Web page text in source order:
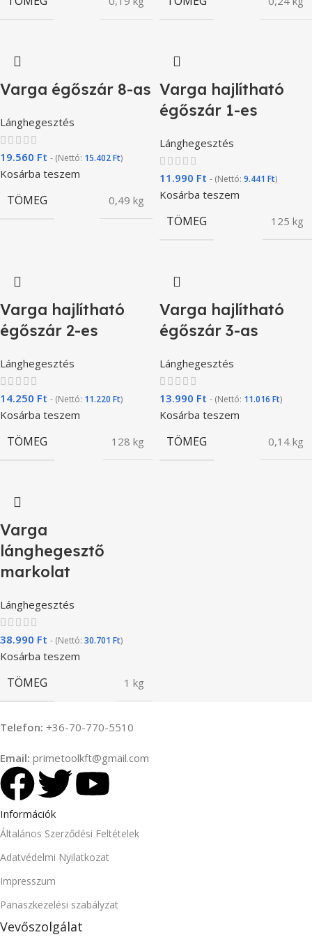
Varga égőszár 8-as
Lánghegesztés
19.560 Ft - (Nettó: 15.402Ft)
Kosárba teszem
TÖMEG 0,49 kg
Varga hajlítható
égőszár 1-es
Lánghegesztés
11.990 Ft - (Nettó: 9.441 Ft)
Kosárba teszem
TÖMEG 125 kg
Varga hajlítható
égőszár 2-es
Lánghegesztés
14.250 Ft - (Nettó: 11.220 Ft)
Kosárba teszem
TÖMEG 128 kg
Varga hajlítható
égőszár 3-as
Lánghegesztés
13.990 Ft - (Nettó: 11.016 Ft)
Kosárba teszem
TÖMEG 0,14 kg
Varga
lánghegesztő
markolat
Lánghegesztés
38.990 Ft - (Nettó: 30.701 Ft)
Kosárba teszem
TÖMEG 1 kg
Telefon: +36-70-770-5510
Email: primetoolkft@gmail.com
Információk
Általános Szerződési Feltételek
Adatvédelmi Nyilatkozat
Impresszum
Panaszkezelési szabályzat
Vevőszolgálat